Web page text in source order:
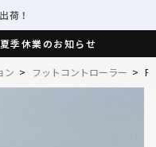
荷！
休業のお知らせ
ン > フットコントローラー >